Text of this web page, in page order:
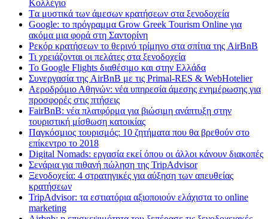
Κολλέγιο
Tα μυστικά των άμεσων κρατήσεων στα ξενοδοχεία
Google: το πρόγραμμα Grow Greek Tourism Online για
ακόμα μια φορά στη Σαντορίνη
Ρεκόρ κρατήσεων το θερινό τρίμηνο στα σπίτια της AirBnB
Τι χρειάζονται οι πελάτες στα ξενοδοχεία
Το Google Flights διαθέσιμο και στην Ελλάδα
Συνεργασία​ ​της​ ​AirBnB​ ​με​ ​τις​ ​Primal-RES​ ​&​ ​WebHotelier
Aεροδρόμιο Αθηνών: νέα υπηρεσία άμεσης ενημέρωσης για
προσφορές στις πτήσεις
FairBnB: νέα πλατφόρμα για βιώσιμη ανάπτυξη στην
τουριστική μίσθωση κατοικίας
Παγκόσμιος τουρισμός: 10 ζητήματα που θα βρεθούν στο
επίκεντρο το 2018
Digital Nomads: εργασία εκεί όπου οι άλλοι κάνουν διακοπές
Σενάρια για πιθανή πώληση της TripAdvisor
Ξενοδοχεία: 4 στρατηγικές για αύξηση των απευθείας
κρατήσεων
TripAdvisor: τα εστιατόρια αξιοποιούν ελάχιστα το online
marketing